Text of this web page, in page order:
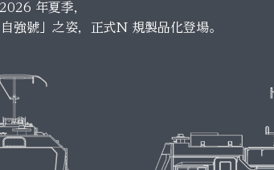
年夏季，
強號」之姿，正式N 規製品化登場。